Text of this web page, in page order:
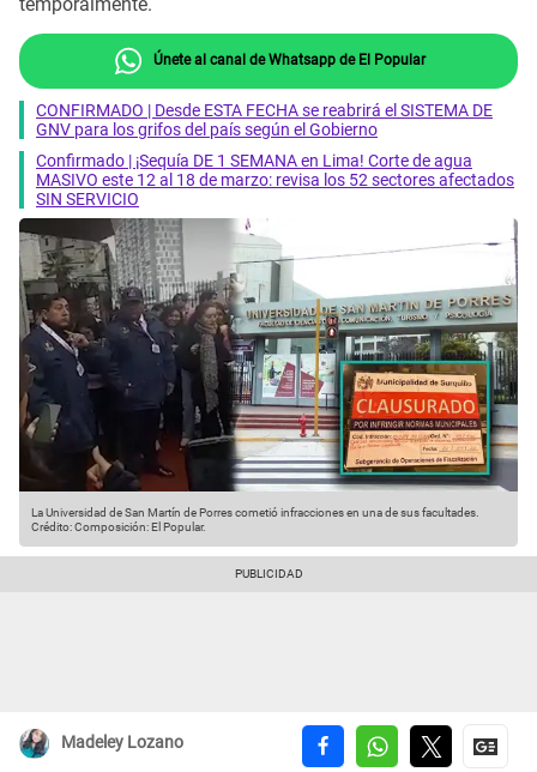
Únete al canal de Whatsapp de El Popular
CONFIRMADO | Desde ESTA FECHA se reabrirá el SISTEMA DE
GNV para los grifos del país según el Gobierno
Confirmado | ¡Sequía DE 1 SEMANA en Lima! Corte de agua
MASIVO este 12 al 18 de marzo: revisa los 52 sectores afectados
SIN SERVICIO
La Universidad de San Martín de Porres cometió infracciones en una de sus facultades.
Crédito: Composición: El Popular.
Madeley Lozano